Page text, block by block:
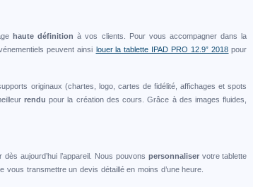
haute définitionà vos clients. Pour vous accompagner dans la
peuvent ainsi louer la tablette IPAD PRO 12.9” 2018 pour
originaux (chartes, logo, cartes de fidélité, affichages et spots
rendupour la création des cours. Grâce à des images fluides,
aujourd’hui l’appareil. Nous pouvons personnaliservotre tablette
transmettre un devis détaillé en moins d’une heure.